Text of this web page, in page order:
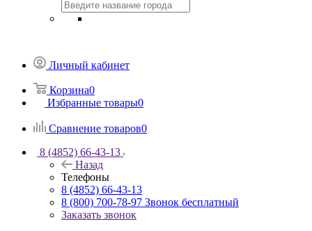
Личный кабинет
Корзина0
Избранные товары0
Сравнение товаров0
8 (4852) 66-43-13
Назад
Телефоны
8 (4852) 66-43-13
8 (800) 700-78-97 Звонок бесплатный
Заказать звонок